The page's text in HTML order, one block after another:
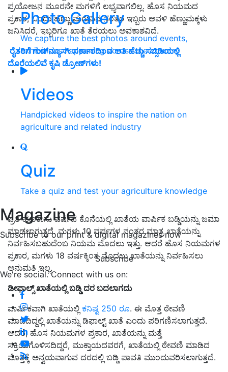
Photo Gallery
We capture the best photos around events,
exhibitions happening across the country
Videos
Handpicked videos to inspire the nation on
agriculture and related industry
Quiz
Take a quiz and test your agriculture knowledge
Magazine
Subscribe to our print & digital magazines now
Subscribe
We're social. Connect with us on:
ಪ್ರಯೋಜನ ಮೂರನೇ ಮಗಳಿಗೆ ಲಭ್ಯವಾಗಲಿಲ್ಲ. ಹೊಸ ನಿಯಮದ
ಪ್ರಕಾರ, ಒಂದು ಹೆಣ್ಣು ಮಗುವಿನ ನಂತರ ಇಬ್ಬರು ಅವಳಿ ಹೆಣ್ಣುಮಕ್ಕಳು
ಜನಿಸಿದರೆ, ಇಬ್ಬರಿಗೂ ಖಾತೆ ತೆರಯಲು ಅವಕಾಶವಿದೆ.
ರೈತರಿಗೆ ಗುಡ್‌ನ್ಯೂಸ್‌: ಸರ್ಕಾರದಿಂದ ಅತಿ ಹೆಚ್ಚು ಸಬ್ಸಿಡಿಯಲ್ಲಿ
ದೊರೆಯಲಿವೆ ಕೃಷಿ ಡ್ರೋಣ್‌ಗಳು!
ಪ್ರತಿ ಹಣಕಾಸು ವರ್ಷದ ಕೊನೆಯಲ್ಲಿ ಖಾತೆಯ ವಾರ್ಷಿಕ ಬಡ್ಡಿಯನ್ನು ಜಮಾ
ಮಾಡಲಾಗುತ್ತದೆ. ಮಗಳು 10 ವರ್ಷಗಳ ನಂತರ ಮಾತ್ರ ಖಾತೆಯನ್ನು
ನಿರ್ವಹಿಸಬಹುದೆಂಬ ನಿಯಮ ಮೊದಲು ಇತ್ತು. ಆದರೆ ಹೊಸ ನಿಯಮಗಳ
ಪ್ರಕಾರ, ಮಗಳು 18 ವರ್ಷಕ್ಕಿಂತ ಮೊದಲು ಖಾತೆಯನ್ನು ನಿರ್ವಹಿಸಲು
ಅನುಮತಿ ಇಲ್ಲ.
ಡೀಫಾಲ್ಸ್ ಖಾತೆಯಲ್ಲಿ ಬಡ್ಡಿ ದರ ಬದಲಾಗದು
ವಾರ್ಷಿಕವಾಗಿ ಖಾತೆಯಲ್ಲಿ ಕನಿಷ್ಟ 250 ರೂ. ಈ ಮೊತ್ತ ಠೇವಣಿ
ಮಾಡದಿದ್ದಲ್ಲಿ ಖಾತೆಯನ್ನು ಡಿಫಾಲ್ಟ್‌ ಖಾತೆ ಎಂದು ಪರಿಗಣಿಸಲಾಗುತ್ತದೆ.
ಆದರೆ, ಹೊಸ ನಿಯಮಗಳ ಪ್ರಕಾರ, ಖಾತೆಯನ್ನು ಮತ್ತೆ
ಸಕ್ರಿಯಗೊಳಿಸದಿದ್ದರೆ, ಮುಕ್ತಾಯದವರಗೆ, ಖಾತೆಯಲ್ಲಿ ಠೇವಣಿ ಮಾಡಿದ
ಮೊತ್ತಕ್ಕೆ ಅನ್ವಯವಾಗುವ ದರದಲ್ಲಿ ಬಡ್ಡಿ ಪಾವತಿ ಮುಂದುವರಿಸಲಾಗುತ್ತದೆ.